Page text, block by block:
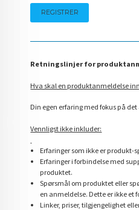
Retningslinjer for
Hva skal en produktanmeldelse
Din egen erfaring med fokus på
Vennligst ikke inkluder:
Erfaringer som ikke er produkt-
Erfaringer i forbindelse med
produktet.
Spørsmål om produktet eller
en anmeldelse. Dette er ikke et
Linker, priser, tilgjengelighet